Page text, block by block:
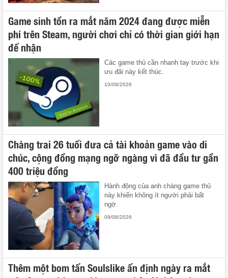
Game sinh tồn ra mắt năm 2024 đang được miễn
phí trên Steam, người chơi chỉ có thời gian giới hạn
để nhận
Các game thủ cần nhanh tay trước khi
ưu đãi này kết thúc.
10/08/2026
Chàng trai 26 tuổi đưa cả tài khoản game vào di
chúc, cộng đồng mạng ngỡ ngàng vì đã đầu tư gần
400 triệu đồng
Hành động của anh chàng game thủ
này khiến không ít người phải bất
ngờ.
09/08/2026
Thêm một bom tấn Soulslike ấn định ngày ra mắt